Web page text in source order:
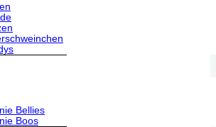
Bellies
Boos